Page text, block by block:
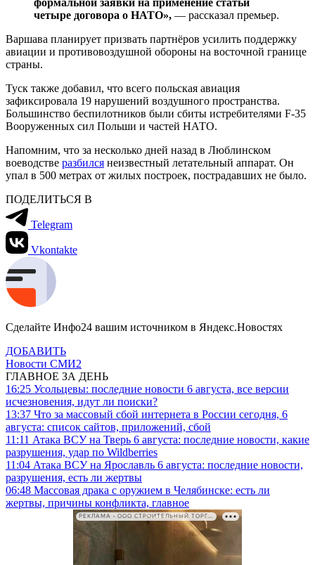
четыре договора о НАТО», — рассказал премьер.
Варшава планирует призвать партнёров усилить поддержку
авиации и противовоздушной обороны на восточной границе
страны.
Туск также добавил, что всего польская авиация
зафиксировала 19 нарушений воздушного пространства.
Большинство беспилотников были сбиты истребителями F-35
Вооруженных сил Польши и частей НАТО.
Напомним, что за несколько дней назад в Люблинском
воеводстве разбился неизвестный летательный аппарат. Он
упал в 500 метрах от жилых построек, пострадавших не было.
ПОДЕЛИТЬСЯ В
Telegram
Vkontakte
Сделайте Инфо24 вашим источником в Яндекс.Новостях
ДОБАВИТЬ
Новости СМИ2
ГЛАВНОЕ ЗА ДЕНЬ
16:25 Усольцевы: последние новости 6 августа, все версии
исчезновения, идут ли поиски?
13:37 Что за массовый сбой интернета в России сегодня, 6
августа: список сайтов, приложений, сбой
11:11 Атака ВСУ на Тверь 6 августа: последние новости, какие
разрушения, удар по Wildberries
11:04 Атака ВСУ на Ярославль 6 августа: последние новости,
разрушения, есть ли жертвы
06:48 Массовая драка с оружием в Челябинске: есть ли
жертвы, причины конфликта, главное
РЕКЛАМА • ООО СТРОИТЕЛЬНЫЙ ТОРГОВЫЙ ДОМ «ПЕТРОВИЧ». ИНН: 7802348846